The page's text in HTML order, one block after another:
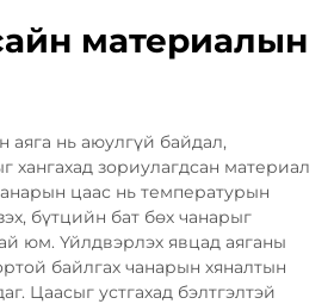
материалын
нь аюулгүй байдал,
хангахад зориулагдсан материал
цаас нь температурын
бүтцийн бат бөх чанарыг
юм. Үйлдвэрлэх явцад аяганы
байлгах чанарын хяналтын
Цаасыг устгахад бэлтгэлтэй